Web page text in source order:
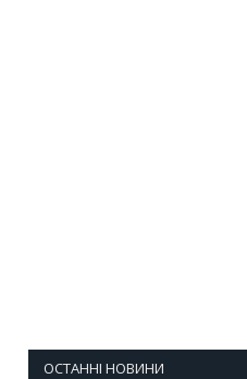
ОСТАННІ НОВИНИ